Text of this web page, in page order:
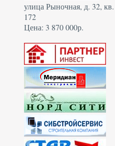
улица Рыночная, д. 32, кв.
172
Цена: 3 870 000р.